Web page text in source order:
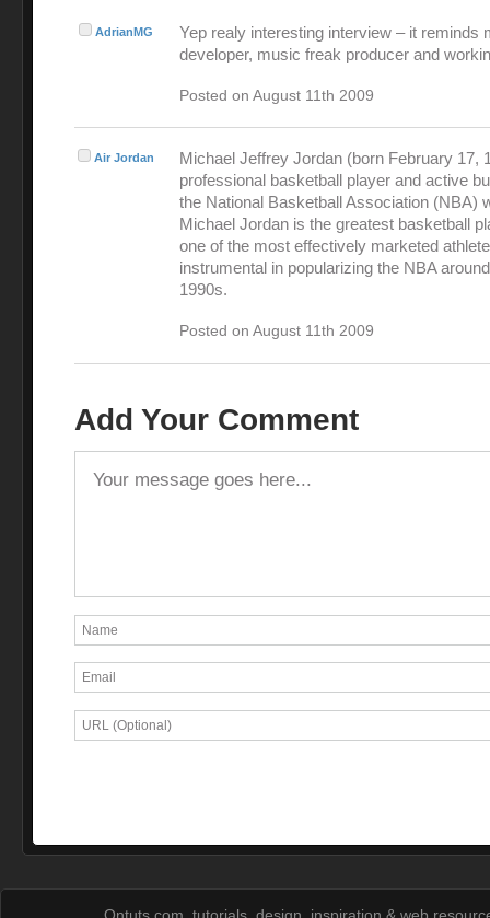
AdrianMG
Yep realy interesting interview – it reminds
developer, music freak producer and
Posted on August 11th 2009
Air Jordan
Michael Jeffrey Jordan (born February 17,
professional basketball player and active
the National Basketball Association (NBA)
Michael Jordan is the greatest basketball
one of the most effectively marketed
instrumental in popularizing the NBA
1990s.
Posted on August 11th 2009
Add Your Comment